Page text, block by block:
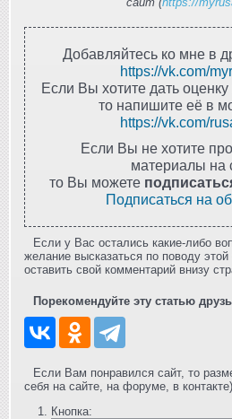
Добавляйтесь ко мне в
https://vk.com/
Если Вы хотите дать
то напишите её в
https://vk.com/
Если Вы не хотите
материалы на
то Вы можете
Подписаться на
Если у Вас остались какие-либо
желание высказаться по поводу
оставить свой комментарий внизу
Порекомендуйте эту статью
Если Вам понравился сайт, то
себя на сайте, на форуме, в
Кнопка: